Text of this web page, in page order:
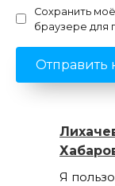
Сохранить
браузере для
Я